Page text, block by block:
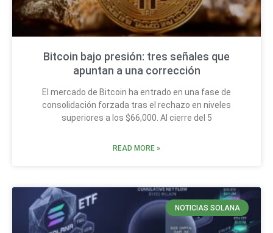
Bitcoin bajo presión: tres señales que
apuntan a una corrección
El mercado de Bitcoin ha entrado en una fase de
consolidación forzada tras el rechazo en niveles
superiores a los $66,000. Al cierre del 5
READ MORE »
NOTICIAS SOLANA